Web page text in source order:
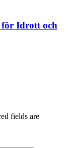
Idrott och
fields are